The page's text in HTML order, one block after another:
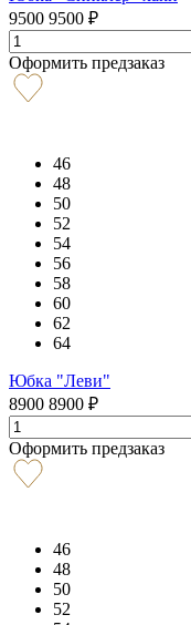
9500 9500 ₽
Оформить предзаказ
46
48
50
52
54
56
58
60
62
64
Юбка "Леви"
8900 8900 ₽
Оформить предзаказ
46
48
50
52